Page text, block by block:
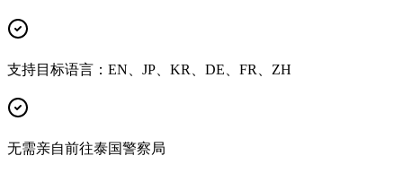
支持目标语言：EN、JP、KR、DE、FR、ZH
无需亲自前往泰国警察局